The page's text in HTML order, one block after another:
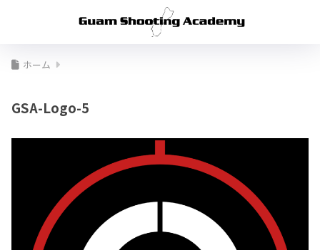
ホーム
GSA-Logo-5